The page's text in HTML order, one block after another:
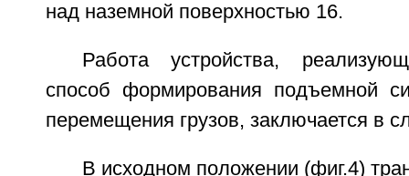
над наземной поверхностью 16.
Работа устройства,
способ формирования подъемной
перемещения грузов, заключается в
В исходном положении (фиг.4)